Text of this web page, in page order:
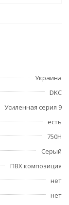
Украина
DKC
Усиленная серия 9
есть
750H
Серый
ПВХ композиция
нет
нет